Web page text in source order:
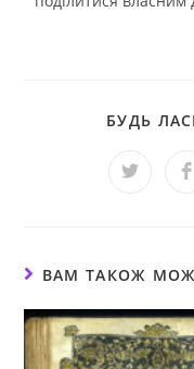
БУДЬ
ВАМ ТАКОЖ